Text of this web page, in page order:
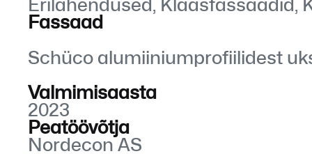
Erilahendused, Klaasfassaadid,
Fassaad
Schüco alumiiniumprofiilidest
Valmimisaasta
2023
Peatöövõtja
Nordecon AS